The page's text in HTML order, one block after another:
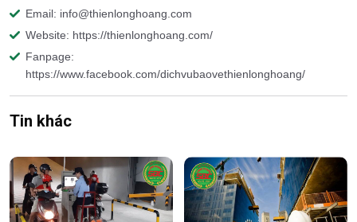
Email: info@thienlonghoang.com
Website: https://thienlonghoang.com/
Fanpage:
https://www.facebook.com/dichvubaovethienlonghoang/
Tin khác